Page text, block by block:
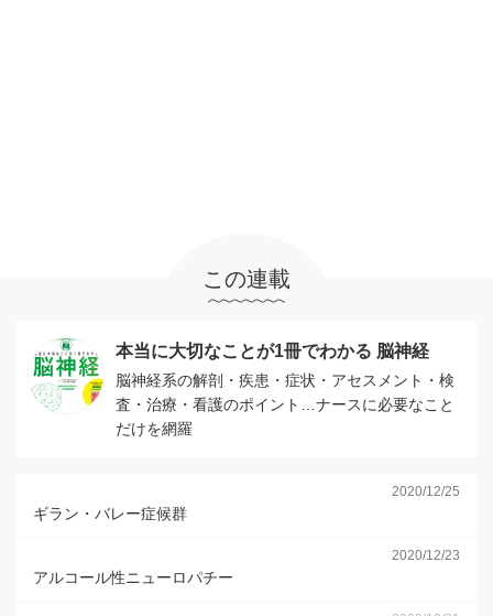
この連載
本当に大切なことが1冊でわかる 脳神経
脳神経系の解剖・疾患・症状・アセスメント・検
査・治療・看護のポイント…ナースに必要なこと
だけを網羅
2020/12/25
ギラン・バレー症候群
2020/12/23
アルコール性ニューロパチー